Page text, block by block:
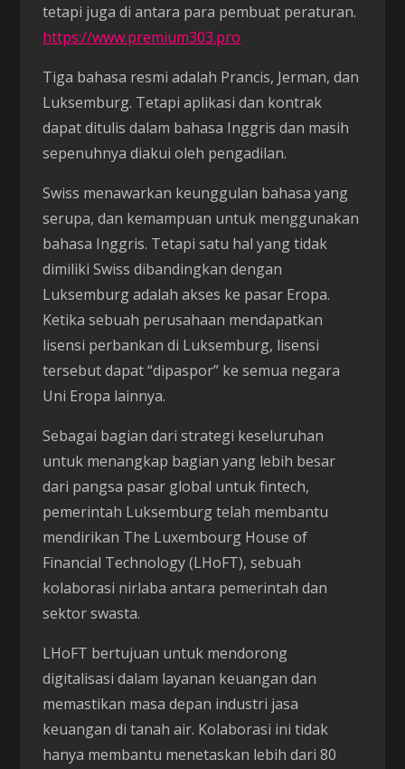
tetapi juga di antara para pembuat peraturan.
https://www.premium303.pro
Tiga bahasa resmi adalah Prancis, Jerman, dan
Luksemburg. Tetapi aplikasi dan kontrak
dapat ditulis dalam bahasa Inggris dan masih
sepenuhnya diakui oleh pengadilan.
Swiss menawarkan keunggulan bahasa yang
serupa, dan kemampuan untuk menggunakan
bahasa Inggris. Tetapi satu hal yang tidak
dimiliki Swiss dibandingkan dengan
Luksemburg adalah akses ke pasar Eropa.
Ketika sebuah perusahaan mendapatkan
lisensi perbankan di Luksemburg, lisensi
tersebut dapat “dipaspor” ke semua negara
Uni Eropa lainnya.
Sebagai bagian dari strategi keseluruhan
untuk menangkap bagian yang lebih besar
dari pangsa pasar global untuk fintech,
pemerintah Luksemburg telah membantu
mendirikan The Luxembourg House of
Financial Technology (LHoFT), sebuah
kolaborasi nirlaba antara pemerintah dan
sektor swasta.
LHoFT bertujuan untuk mendorong
digitalisasi dalam layanan keuangan dan
memastikan masa depan industri jasa
keuangan di tanah air. Kolaborasi ini tidak
hanya membantu menetaskan lebih dari 80